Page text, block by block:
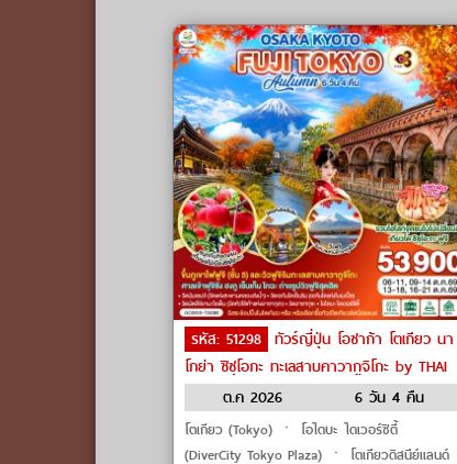
รหัส: 51298 ทัวร์ญี่ปุ่น โอซาก้า โตเกียว นา
โกย่า ชิซุโอกะ ทะเลสาบคาวากูจิโกะ by THAI
Airwaysต.ค 2026 6 วัน 4 คืน
โตเกียว (Tokyo) ㆍ โอไดบะ ไดเวอร์ซิตี้
(DiverCity Tokyo Plaza) ㆍ โตเกียวดิสนีย์แลนด์